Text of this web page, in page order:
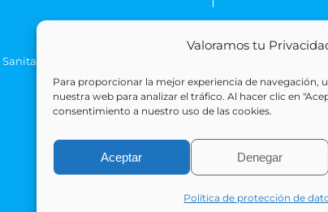
Valoramos tu
Para proporcionar la mejor experiencia de navegación,
nuestra web para analizar el tráfico. Al hacer clic en
consentimiento a nuestro uso de las cookies.
Aceptar Denegar
Política de protección de
| All Rights Reserved